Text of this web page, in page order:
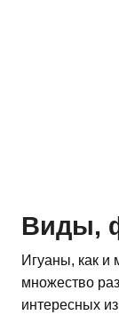
Виды,
Игуаны, как и
множество
интересных